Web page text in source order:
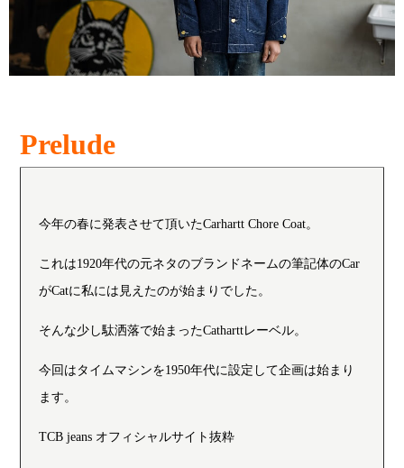
Prelude
今年の春に発表させて頂いたCarhartt Chore Coat。
これは1920年代の元ネタのブランドネームの筆記体のCar
がCatに私には見えたのが始まりでした。
そんな少し駄洒落で始まったCatharttレーベル。
今回はタイムマシンを1950年代に設定して企画は始まり
ます。
TCB jeans オフィシャルサイト抜粋